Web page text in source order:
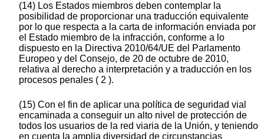
(14) Los Estados miembros deben contemplar la
posibilidad de proporcionar una traducción equivalente
por lo que respecta a la carta de información enviada por
el Estado miembro de la infracción, conforme a lo
dispuesto en la Directiva 2010/64/UE del Parlamento
Europeo y del Consejo, de 20 de octubre de 2010,
relativa al derecho a interpretación y a traducción en los
procesos penales ( 2 ).
(15) Con el fin de aplicar una política de seguridad vial
encaminada a conseguir un alto nivel de protección de
todos los usuarios de la red viaria de la Unión, y teniendo
en cuenta la amplia diversidad de circunstancias